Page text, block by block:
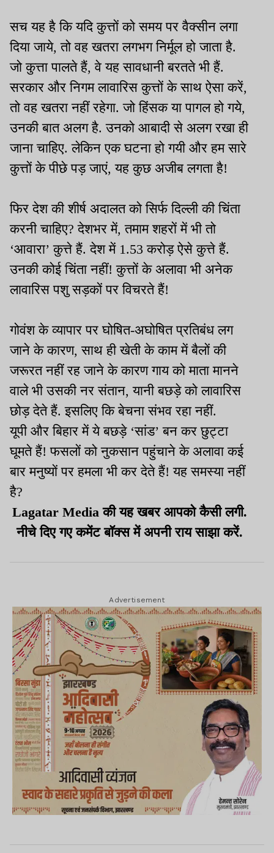
सच यह है कि यदि कुत्तों को समय पर वैक्सीन लगा
दिया जाये, तो वह खतरा लगभग निर्मूल हो जाता है.
जो कुत्ता पालते हैं, वे यह सावधानी बरतते भी हैं.
सरकार और निगम लावारिस कुत्तों के साथ ऐसा करें,
तो वह खतरा नहीं रहेगा. जो हिंसक या पागल हो गये,
उनकी बात अलग है. उनको आबादी से अलग रखा ही
जाना चाहिए. लेकिन एक घटना हो गयी और हम सारे
कुत्तों के पीछे पड़ जाएं, यह कुछ अजीब लगता है!
फिर देश की शीर्ष अदालत को सिर्फ दिल्ली की चिंता
करनी चाहिए? देशभर में, तमाम शहरों में भी तो
‘आवारा’ कुत्ते हैं. देश में 1.53 करोड़ ऐसे कुत्ते हैं.
उनकी कोई चिंता नहीं! कुत्तों के अलावा भी अनेक
लावारिस पशु सड़कों पर विचरते हैं!
गोवंश के व्यापार पर घोषित-अघोषित प्रतिबंध लग
जाने के कारण, साथ ही खेती के काम में बैलों की
जरूरत नहीं रह जाने के कारण गाय को माता मानने
वाले भी उसकी नर संतान, यानी बछड़े को लावारिस
छोड़ देते हैं. इसलिए कि बेचना संभव रहा नहीं.
यूपी और बिहार में ये बछड़े ‘सांड’ बन कर छुट्टा
घूमते हैं! फसलों को नुकसान पहुंचाने के अलावा कई
बार मनुष्यों पर हमला भी कर देते हैं! यह समस्या नहीं
है?
Lagatar Media की यह खबर आपको कैसी लगी.
नीचे दिए गए कमेंट बॉक्स में अपनी राय साझा करें.
Advertisement